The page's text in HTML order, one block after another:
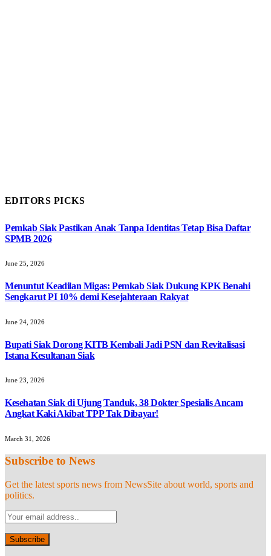
EDITORS PICKS
Pemkab Siak Pastikan Anak Tanpa Identitas Tetap Bisa Daftar
SPMB 2026
June 25, 2026
Menuntut Keadilan Migas: Pemkab Siak Dukung KPK Benahi
Sengkarut PI 10% demi Kesejahteraan Rakyat
June 24, 2026
Bupati Siak Dorong KITB Kembali Jadi PSN dan Revitalisasi
Istana Kesultanan Siak
June 23, 2026
Kesehatan Siak di Ujung Tanduk, 38 Dokter Spesialis Ancam
Angkat Kaki Akibat TPP Tak Dibayar!
March 31, 2026
Subscribe to News
Get the latest sports news from NewsSite about world, sports and
politics.